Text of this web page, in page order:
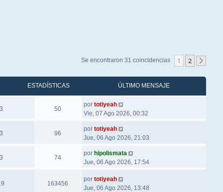
Se encontraron 31 coincidencias 1 2
ESTADÍSTICAS ÚLTIMO MENSAJE
3 50
por totiyeah
Vie, 07 Ago 2026, 00:32
3 96
por totiyeah
Jue, 06 Ago 2026, 21:03
3 74
por hipolismata
Jue, 06 Ago 2026, 17:54
163456
por totiyeah
Jue, 06 Ago 2026, 13:48